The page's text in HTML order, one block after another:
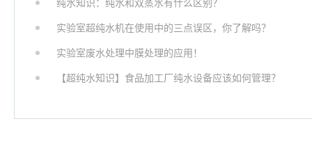
纯水知识：纯水和双蒸水有什么区别？
实验室超纯水机在使用中的三点误区，你了解吗？
实验室废水处理中膜处理的应用！
【超纯水知识】食品加工厂纯水设备应该如何管理？